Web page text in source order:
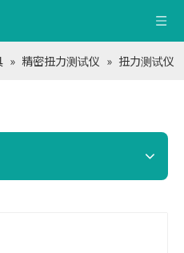
» 精密扭力测试仪 » 扭力测试仪